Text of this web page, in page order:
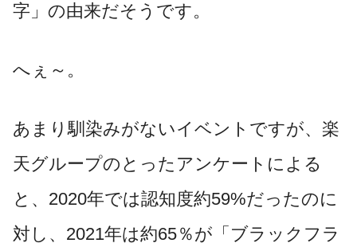
字」の由来だそうです。
へぇ～。
あまり馴染みがないイベントですが、楽
天グループのとったアンケートによる
と、2020年では認知度約59%だったのに
対し、2021年は約65％が「ブラックフラ